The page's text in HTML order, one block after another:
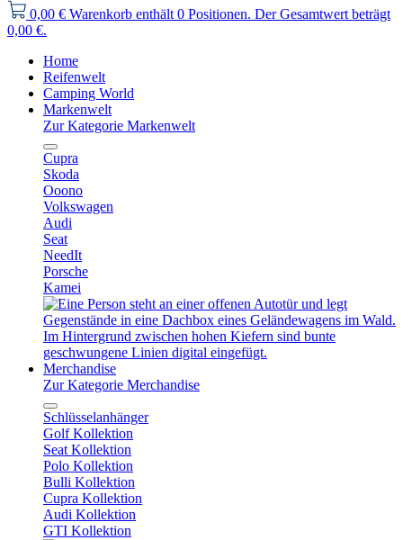
0,00 € Warenkorb enthält 0 Positionen. Der Gesamtwert beträgt
0,00 €.
Home
Reifenwelt
Camping World
Markenwelt
Zur Kategorie Markenwelt
Cupra
Skoda
Ooono
Volkswagen
Audi
Seat
NeedIt
Porsche
Kamei
Merchandise
Zur Kategorie Merchandise
Schlüsselanhänger
Golf Kollektion
Seat Kollektion
Polo Kollektion
Bulli Kollektion
Cupra Kollektion
Audi Kollektion
GTI Kollektion